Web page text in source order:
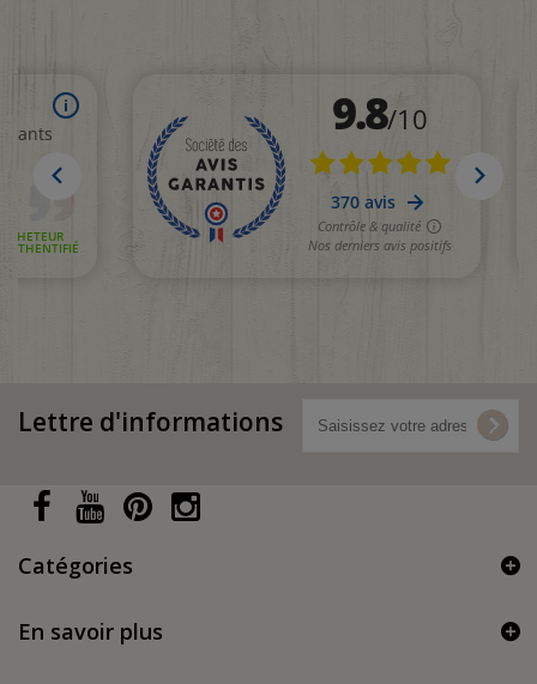
Lettre d'informations
Catégories
En savoir plus